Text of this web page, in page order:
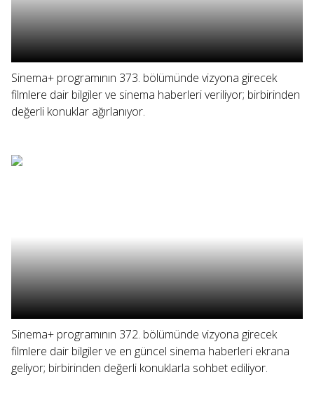
Sinema+ programının 373. bölümünde vizyona girecek
filmlere dair bilgiler ve sinema haberleri veriliyor; birbirinden
değerli konuklar ağırlanıyor.
Sinema+ programının 372. bölümünde vizyona girecek
filmlere dair bilgiler ve en güncel sinema haberleri ekrana
geliyor; birbirinden değerli konuklarla sohbet ediliyor.